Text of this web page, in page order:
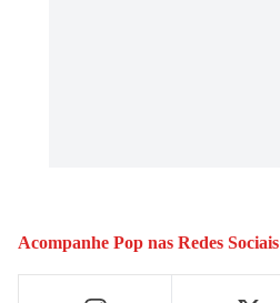
Acompanhe Pop nas Redes Sociais